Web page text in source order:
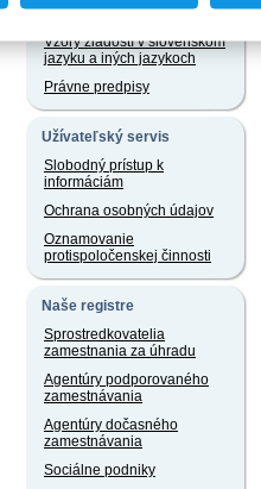
Užitočné dokumenty
Vzory žiadostí v slovenskom
jazyku a iných jazykoch
Právne predpisy
Užívateľský servis
Slobodný prístup k
informáciám
Ochrana osobných údajov
Oznamovanie
protispoločenskej činnosti
Naše registre
Sprostredkovatelia
zamestnania za úhradu
Agentúry podporovaného
zamestnávania
Agentúry dočasného
zamestnávania
Sociálne podniky